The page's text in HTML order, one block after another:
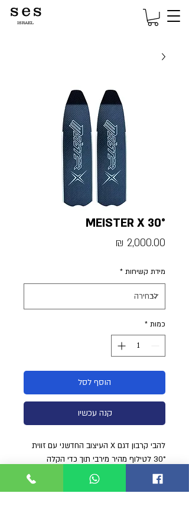
s e s
ISRAEL
MEISTER X 30°
מידת קשיחות *
כמות *
הוסף לסל
קנה עכשיו
להבי קרבון דגם X העיצוב החדשני עם זווית
30° לטילוף מהיר מירבי תוך כדי הקלה
ושמירת אנרגיית המשתמש.
מיקום פרוגרסיבי של סיבי הפחמן הרב שכבתי